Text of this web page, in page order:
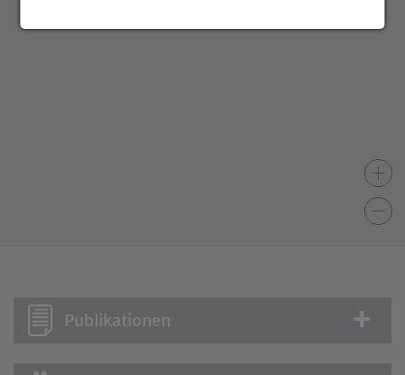
Publikationen